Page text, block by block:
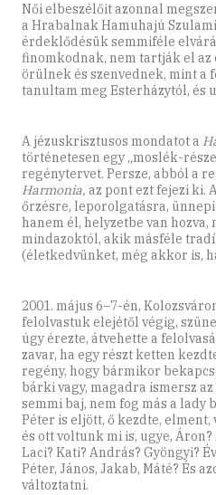
Női elbeszélőit azonnal
a Hrabalnak Hamuhajú
érdeklődésük semmiféle
finomkodnak, nem tartják el
örülnek és szenvednek, mint a
tanultam meg Esterházytól, és
A jézuskrisztusos mondatot a
történetesen egy „moslék-
regénytervet. Persze, abból a
Harmonia, az pont ezt fejezi ki.
őrzésre, leporolgatásra,
hanem él, helyzetbe van
mindazoktól, akik másféle
(életkedvünket, még akkor is,
2001. május 6–7-én,
felolvastuk elejétől végig,
úgy érezte, átvehette a
zavar, ha egy részt ketten
regény, hogy bármikor
bárki vagy, magadra ismersz
semmi baj, nem fog más a lady
Péter is eljött, ő kezdte, elment,
és ott voltunk mi is, ugye,
Laci? Kati? András? Gyöngyi?
Péter, János, Jakab, Máté? És
változtatni.